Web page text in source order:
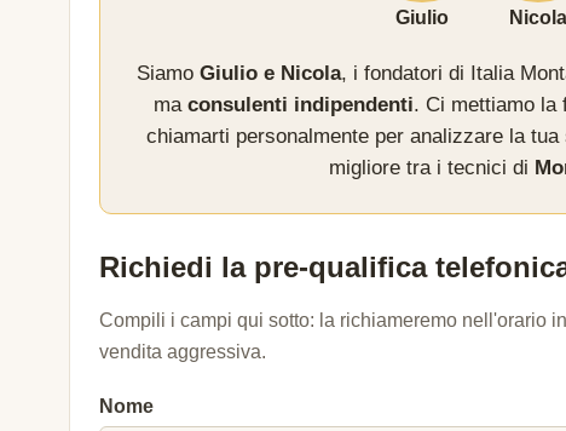
Giulio Nicola
Siamo Giulio e Nicola, i fondatori di Italia
ma consulenti indipendenti. Ci mettiamo la
chiamarti personalmente per analizzare la
migliore tra i tecnici di
Richiedi la pre-qualifica
Compili i campi qui sotto: la richiameremo nell'orario
vendita aggressiva.
Nome